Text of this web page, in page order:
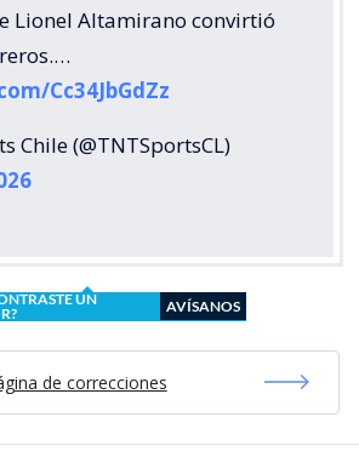
Lionel Altamirano convirtió
Cc34JbGdZz
Chile (@TNTSportsCL)
UN
AVÍSANOS
de correcciones